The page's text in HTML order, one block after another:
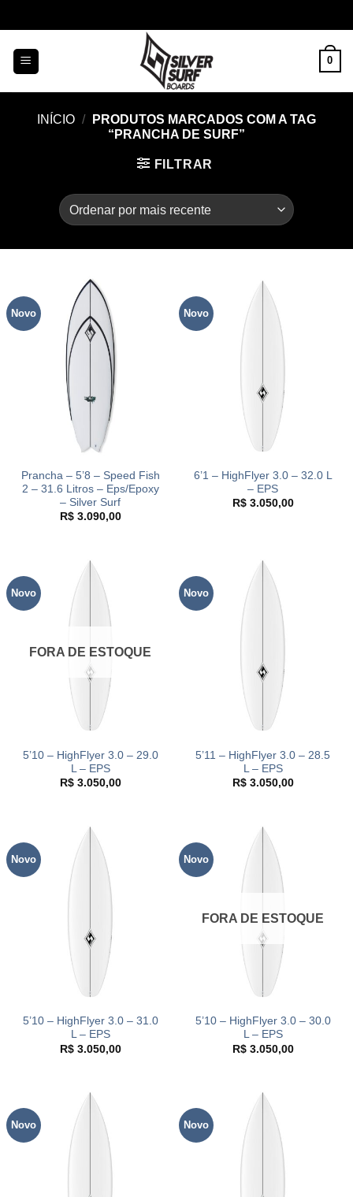
to
content
0
INÍCIO /
PRODUTOS MARCADOS COM A TAG
“PRANCHA DE SURF”
FILTRAR
Novo
Prancha – 5’8 – Speed Fish
2 – 31.6 Litros – Eps/Epoxy
– Silver Surf
R$3.090,00
Novo
6’1 – HighFlyer 3.0 – 32.0 L
– EPS
R$3.050,00
Novo
FORA DE ESTOQUE
5’10 – HighFlyer 3.0 – 29.0
L – EPS
R$3.050,00
Novo
5’11 – HighFlyer 3.0 – 28.5
L – EPS
R$3.050,00
Novo
5’10 – HighFlyer 3.0 – 31.0
L – EPS
R$3.050,00
Novo
FORA DE ESTOQUE
5’10 – HighFlyer 3.0 – 30.0
L – EPS
R$3.050,00
Novo Novo